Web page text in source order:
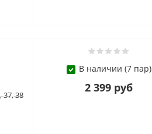
37, 38
В наличии (7 пар)
2 399 руб